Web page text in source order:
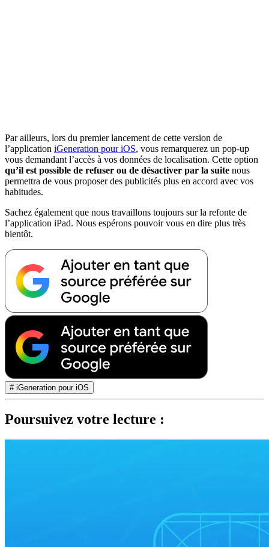
Par ailleurs, lors du premier lancement de cette version de
l’application iGeneration pour iOS, vous remarquerez un pop-up
vous demandant l’accès à vos données de localisation. Cette option
qu’il est possible de refuser ou de désactiver par la suite nous
permettra de vous proposer des publicités plus en accord avec vos
habitudes.
Sachez également que nous travaillons toujours sur la refonte de
l’application iPad. Nous espérons pouvoir vous en dire plus très
bientôt.
# iGeneration pour iOS
Poursuivez votre lecture :